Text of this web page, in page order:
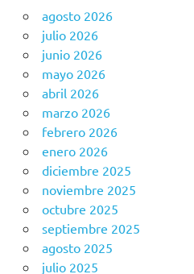
agosto 2026
julio 2026
junio 2026
mayo 2026
abril 2026
marzo 2026
febrero 2026
enero 2026
diciembre 2025
noviembre 2025
octubre 2025
septiembre 2025
agosto 2025
julio 2025